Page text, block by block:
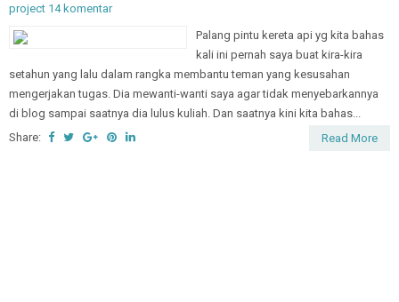
project 14 komentar
Palang pintu kereta api yg kita bahas
kali ini pernah saya buat kira-kira
setahun yang lalu dalam rangka membantu teman yang kesusahan
mengerjakan tugas. Dia mewanti-wanti saya agar tidak menyebarkannya
di blog sampai saatnya dia lulus kuliah. Dan saatnya kini kita bahas...
Share:
Read More